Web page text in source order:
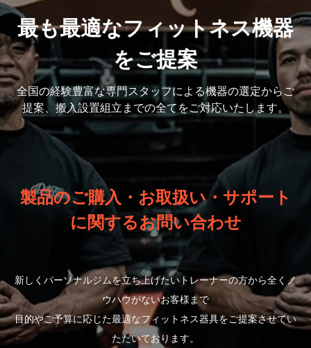
最も最適なフィットネス機器
をご提案
全国の経験豊富な専門スタッフによる機器の選定からご
提案、搬入設置組立までの全てをご対応いたします。
製品のご購入・お取扱い・サポート
に関するお問い合わせ
新しくパーソナルジムを立ち上げたいトレーナーの方から全くノ
ウハウがないお客様まで
目的やご予算に応じた最適なフィットネス器具をご提案させてい
ただいております。